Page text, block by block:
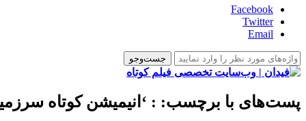
Facebook
Twitter
Email
پست‌های با برچسب: : ‘انیمیشن کوتاه